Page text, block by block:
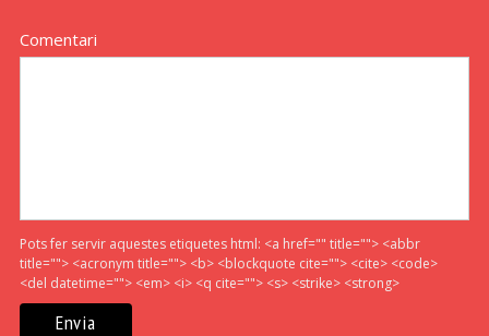
Comentari
Pots fer servir aquestes etiquetes html: <a href="" title=""> <abbr
title=""> <acronym title=""> <b> <blockquote cite=""> <cite> <code>
<del datetime=""> <em> <i> <q cite=""> <s> <strike> <strong>